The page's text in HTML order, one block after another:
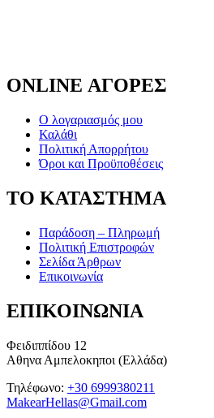
ONLINE ΑΓΟΡΕΣ
Ο λογαριασμός μου
Καλάθι
Πολιτική Απορρήτου
Όροι και Προϋποθέσεις
ΤΟ ΚΑΤΑΣΤΗΜΑ
Παράδοση – Πληρωμή
Πολιτική Επιστροφών
Σελίδα Άρθρων
Επικοινωνία
ΕΠΙΚΟΙΝΩΝΙΑ
Φειδιππίδου 12
Αθηνα Αμπελοκηποι (Ελλάδα)
Τηλέφωνο: +30 6999380211
MakearHellas@Gmail.com